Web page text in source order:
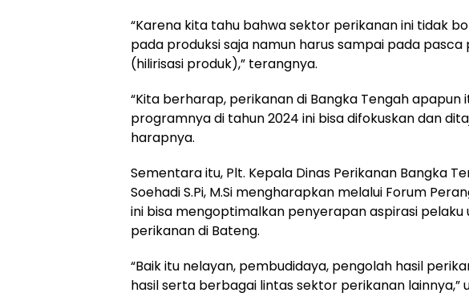
“Karena kita tahu bahwa sektor perikanan ini tidak
pada produksi saja namun harus sampai pada pasca
(hilirisasi produk),” terangnya.
“Kita berharap, perikanan di Bangka Tengah apapun
programnya di tahun 2024 ini bisa difokuskan dan
harapnya.
Sementara itu, Plt. Kepala Dinas Perikanan Bangka
Soehadi S.Pi, M.Si mengharapkan melalui Forum
ini bisa mengoptimalkan penyerapan aspirasi pelaku
perikanan di Bateng.
“Baik itu nelayan, pembudidaya, pengolah hasil
hasil serta berbagai lintas sektor perikanan lainnya,”